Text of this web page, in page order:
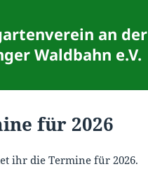
an der
Waldbahn e.V.
für 2026
ihr die Termine für 2026.